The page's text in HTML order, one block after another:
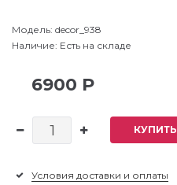
Модель: decor_938
Наличие: Есть на складе
6900 Р
КУПИТЬ
Условия доставки и оплаты